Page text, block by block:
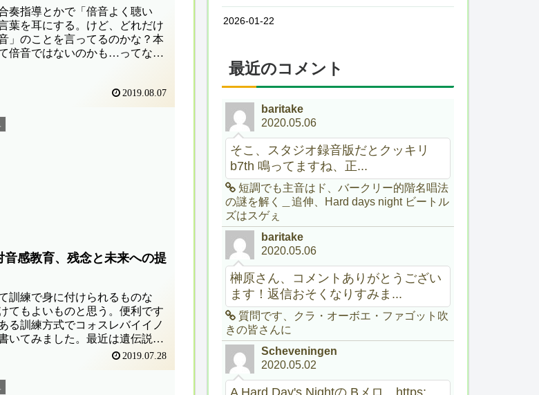
奏指導とかで「倍音よく聴い
葉を耳にする。けど、どれだけ
」のことを言ってるのかな？本
倍音ではないのかも…ってなこ
2019.08.07
音感教育、残念と未来への提
訓練で身に付けられるものな
てもよいものと思う。便利です
る訓練方式でコォスレバイイノ
いてみました。最近は遺伝説っ
出ちゃったみたいですが。2019.07.28
2026-01-22
最近のコメント
baritake
2020.05.06
そこ、スタジオ録音版だとクッキリ
b7th 鳴ってますね、正...
短調でも主音はド、バークリー的階名唱法
の謎を解く＿追伸、Hard days night ビートル
ズはスゲぇ
baritake
2020.05.06
榊原さん、コメントありがとうござい
ます！返信おそくなりすみま...
質問です、クラ・オーボエ・ファゴット吹
きの皆さんに
Scheveningen
2020.05.02
A Hard Day's Nightの Bメロ。https:...